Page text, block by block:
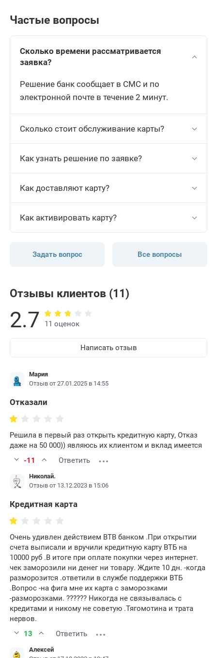
Частые вопросы
Сколько времени рассматривается
заявка?
Решение банк сообщает в СМС и по
электронной почте в течение 2 минут.
Сколько стоит обслуживание карты?
Как узнать решение по заявке?
Как доставляют карту?
Как активировать карту?
Задать вопрос Все вопросы
Отзывы клиентов (11)
2.7 11 оценок
Написать отзыв
Мария
Отзыв от 27.01.2025 в 14:55
Отказали
Решила в первый раз открыть кредитную карту, Отказ
даже на 50 000)) являюсь их клиентом и вклад имеется
-11
Ответить
Николай.
Отзыв от 13.12.2023 в 15:06
Кредитная карта
Очень удивлен действием ВТВ банком .При открытии
счета выписали и вручили кредитную карту ВТБ на
10000 руб .В итоге при оплате покупки через интернет.
чек заморозили ни денег ни товару. Ждите 10 дн. -когда
разморозится .ответили в службе поддержки ВТБ
.Вопрос -на фига мне их карта с заморозками
-разморозками. ?????? Никогда не связывалась с
кредитами и никому не советую .Тягомотина и трата
нервов.
13
Ответить
Алексей